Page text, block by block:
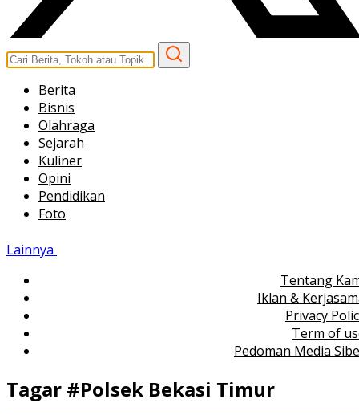
Berita
Bisnis
Olahraga
Sejarah
Kuliner
Opini
Pendidikan
Foto
Lainnya
Tentang
Iklan &
Privacy
Term of
Pedoman Media
Tagar #Polsek Bekasi Timur